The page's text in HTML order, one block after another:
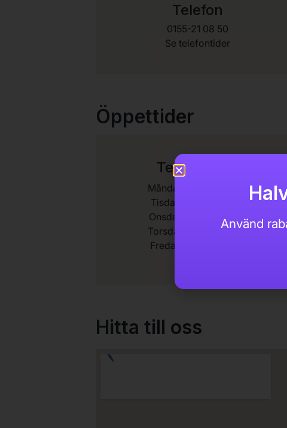
Telefon
0155-21 08 50
Se telefontider
Öppettider
Telefontider
Måndag: 08:00 – 17:00
Tisdag: 08:00 – 17:00
Onsdag: 08:00 – 17:00
Torsdag: 08:00 – 17:00
Fredag: 09:00 – 15:00
Hitta till oss
Använd